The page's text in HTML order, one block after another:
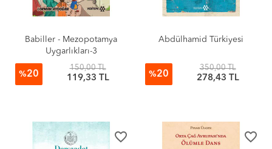
Babiller - Mezopotamya
Uygarlıkları-3
%20
150,00 TL
119,33 TL
Abdülhamid Türkiyesi
%20
350,00 TL
278,43 TL
favorite_border favorite_border